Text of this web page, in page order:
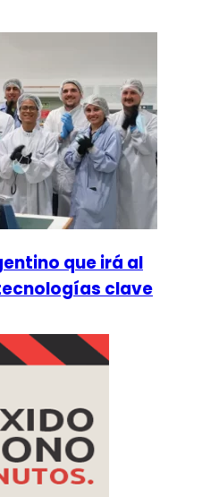
que irá al
clave